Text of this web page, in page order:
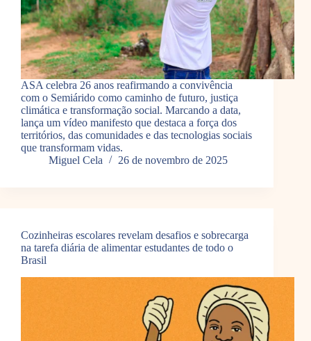
ASA celebra 26 anos reafirmando a convivência
com o Semiárido como caminho de futuro, justiça
climática e transformação social. Marcando a data,
lança um vídeo manifesto que destaca a força dos
territórios, das comunidades e das tecnologias sociais
que transformam vidas.
Miguel Cela
26 de novembro de 2025
Cozinheiras escolares revelam desafios e sobrecarga
na tarefa diária de alimentar estudantes de todo o
Brasil